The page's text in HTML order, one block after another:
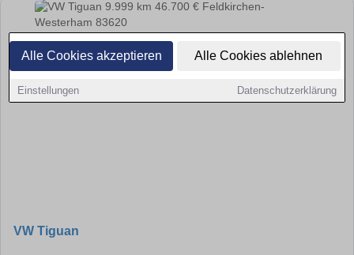
Alle Cookies akzeptieren Alle Cookies ablehnen
Einstellungen Datenschutzerklärung
VW Tiguan